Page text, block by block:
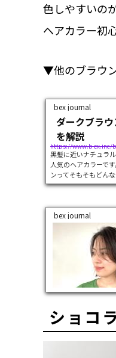
色しやすいの
ヘアカラー初
▼他のブラウ
bex journal
ダークブラ
を解説
https://www.b-ex.inc/
黒髪に近いナチュラ
人気のヘアカラーで
ンってそもそもどん
bex journal
ショコ